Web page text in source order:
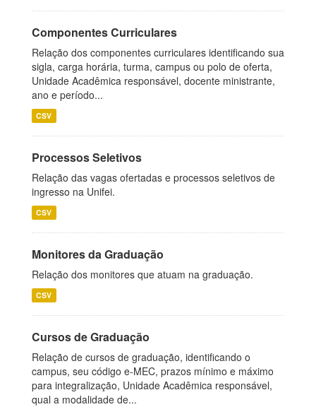
Componentes Curriculares
Relação dos componentes curriculares identificando sua
sigla, carga horária, turma, campus ou polo de oferta,
Unidade Acadêmica responsável, docente ministrante,
ano e período...
CSV
Processos Seletivos
Relação das vagas ofertadas e processos seletivos de
ingresso na Unifei.
CSV
Monitores da Graduação
Relação dos monitores que atuam na graduação.
CSV
Cursos de Graduação
Relação de cursos de graduação, identificando o
campus, seu código e-MEC, prazos mínimo e máximo
para integralização, Unidade Acadêmica responsável,
qual a modalidade de...